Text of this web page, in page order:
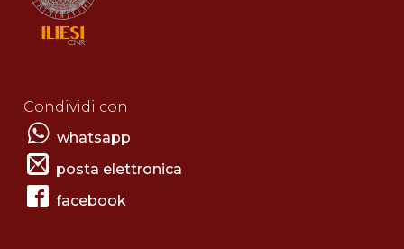
Condividi con
whatsapp
posta elettronica
facebook